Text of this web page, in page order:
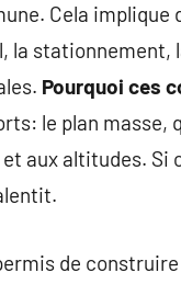
Cela
la
Pourquoi ces
le plan masse,
aux altitudes.
de